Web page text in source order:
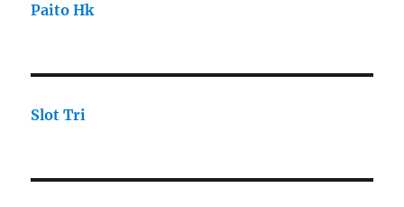
Paito Hk
Slot Tri